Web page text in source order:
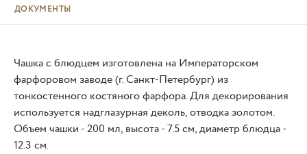
ДОКУМЕНТЫ
Чашка с блюдцем изготовлена на Императорском
фарфоровом заводе (г. Санкт-Петербург) из
тонкостенного костяного фарфора. Для декорирования
используется надглазурная деколь, отводка золотом.
Объем чашки - 200 мл, высота - 7.5 см, диаметр блюдца -
12.3 см.